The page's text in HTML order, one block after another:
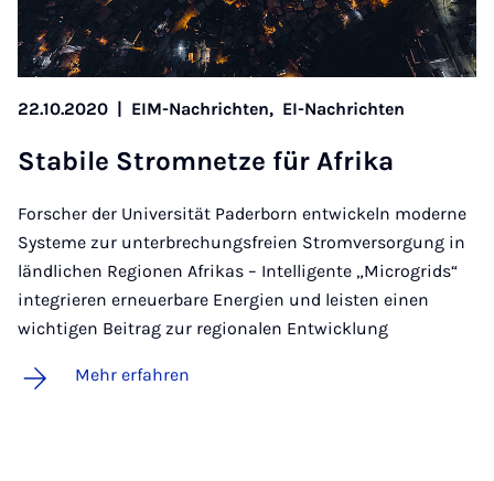
22.10.2020 | EIM-Nachrichten, EI-Nachrichten
Sta­bi­le Strom­net­ze für Afri­ka
Forscher der Universität Paderborn entwickeln moderne
Systeme zur unterbrechungsfreien Stromversorgung in
ländlichen Regionen Afrikas – Intelligente „Microgrids“
integrieren erneuerbare Energien und leisten einen
wichtigen Beitrag zur regionalen Entwicklung
Mehr erfahren